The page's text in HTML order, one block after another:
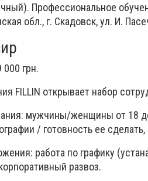
Профессиональное
обл., г. Скадовск, ул. И.
000 грн.
FILLIN открывает набор
мужчины/женщины от 18
/ готовность ее
работа по графику
развоз.